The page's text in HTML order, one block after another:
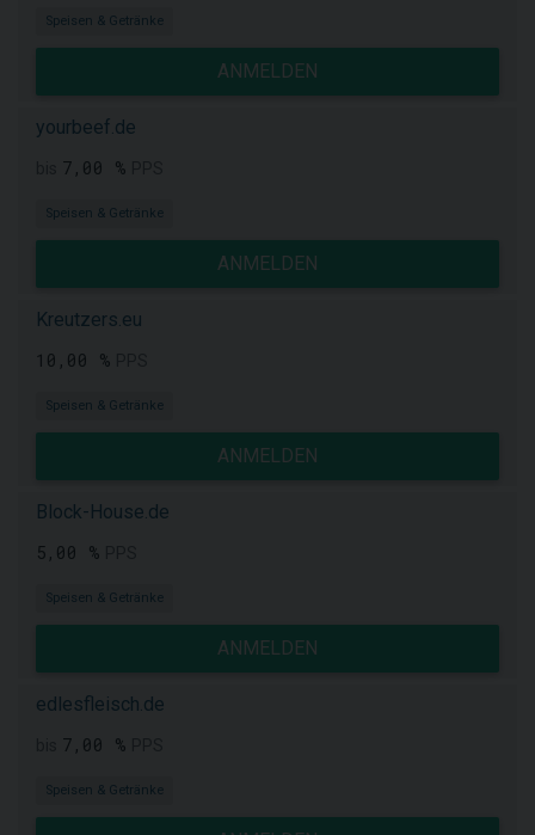
Speisen & Getränke
ANMELDEN
yourbeef.de
7,00 %
Speisen & Getränke
ANMELDEN
Kreutzers.eu
10,00 %
Speisen & Getränke
ANMELDEN
Block-House.de
5,00 %
Speisen & Getränke
ANMELDEN
edlesfleisch.de
7,00 %
Speisen & Getränke